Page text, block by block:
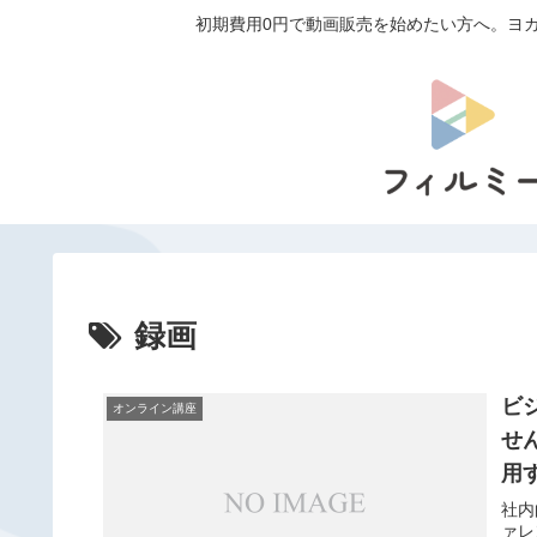
初期費用0円で動画販売を始めたい方へ。ヨ
録画
オンライン講座
ビ
せ
用
社
ァ